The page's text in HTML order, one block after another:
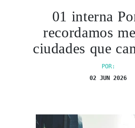
01 interna
recordamos
ciudades que
POR:
02 JUN 2026